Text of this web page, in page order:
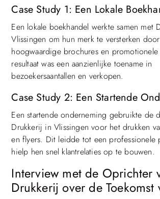
Case Study 1: Een Lokale
Een lokale boekhandel werkte samen met
Vlissingen om hun merk te versterken
hoogwaardige brochures en
resultaat was een aanzienlijke toename in
bezoekersaantallen en verkopen.
Case Study 2: Een Startende
Een startende onderneming gebruikte de
Drukkerij in Vlissingen voor het drukken
en flyers. Dit leidde tot een professionele
hielp hen snel klantrelaties op te bouwen.
Interview met de Oprichter
Drukkerij over de Toekomst